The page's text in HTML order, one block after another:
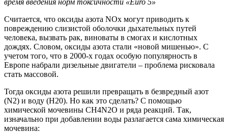
Считается, что оксиды азота NOx могут приводить к
повреждению слизистой оболочки дыхательных путей
человека, вызвать рак, виноваты в смогах и кислотных
дождях. Словом, оксиды азота стали «новой мишенью». С
учетом того, что в 2000-х годах особую популярность в
Европе набрали дизельные двигатели – проблема рисковала
стать массовой.
Тогда оксиды азота решили превращать в безвредный азот
(N2) и воду (H20). Но как это сделать? С помощью
химической мочевины CH4N2O и ряда реакций. Так,
изначально при добавлении воды разлагается сама химическая
мочевина: